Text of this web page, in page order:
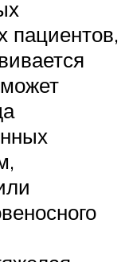
пациентов,